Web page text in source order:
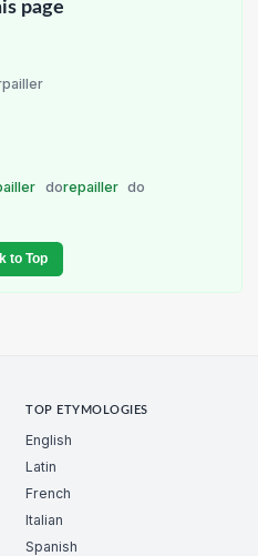
page
dorepailler do
to Top
TOP ETYMOLOGIES
English
Latin
French
Italian
Spanish